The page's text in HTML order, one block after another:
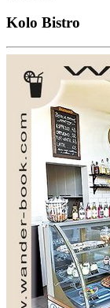
Kolo Bistro